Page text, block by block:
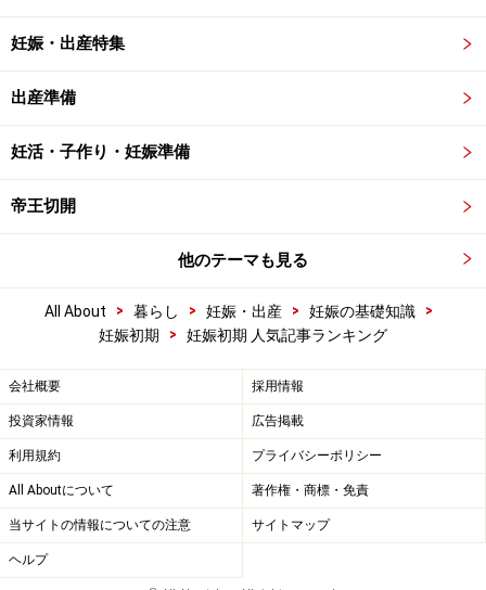
妊娠・出産特集
出産準備
妊活・子作り・妊娠準備
帝王切開
他のテーマも見る
All About > 暮らし > 妊娠・出産 > 妊娠の基礎知識
>
妊娠初期
> 妊娠初期 人気記事ランキング
会社概要 採用情報
投資家情報 広告掲載
利用規約 プライバシーポリシー
All Aboutについて 著作権・商標・免責
当サイトの情報についての注意 サイトマップ
ヘルプ